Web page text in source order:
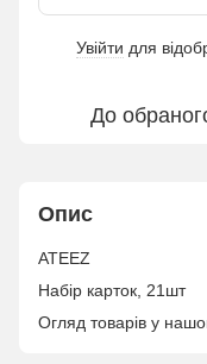
Увійти для
До
Опис
ATEEZ
Набір карток, 21шт
Огляд товарів у